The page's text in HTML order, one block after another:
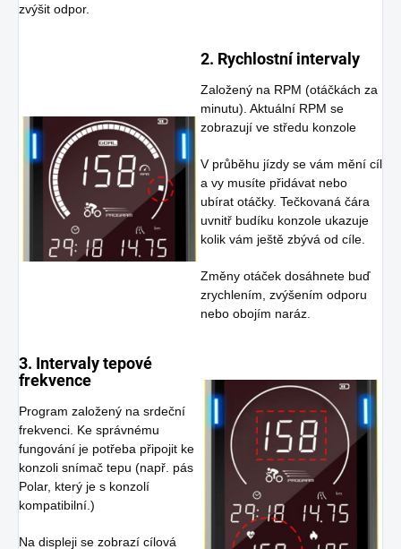
zvýšit odpor.
2. Rychlostní intervaly
Založený na RPM (otáčkách za
minutu). Aktuální RPM se
zobrazují ve středu konzole
V průběhu jízdy se vám mění cíl
a vy musíte přidávat nebo
ubírat otáčky. Tečkovaná čára
uvnitř budíku konzole ukazuje
kolik vám ještě zbývá od cíle.
Změny otáček dosáhnete buď
zrychlením, zvýšením odporu
nebo obojím naráz.
3. Intervaly tepové
frekvence
Program založený na srdeční
frekvenci. Ke správnému
fungování je potřeba připojit ke
konzoli snímač tepu (např. pás
Polar, který je s konzolí
kompatibilní.)
Na displeji se zobrazí cílová